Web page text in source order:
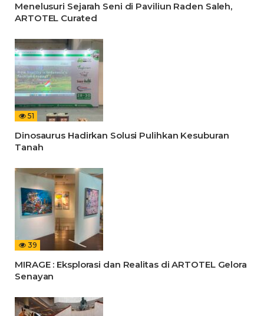
Menelusuri Sejarah Seni di Paviliun Raden Saleh,
ARTOTEL Curated
51
Dinosaurus Hadirkan Solusi Pulihkan Kesuburan
Tanah
39
MIRAGE : Eksplorasi dan Realitas di ARTOTEL Gelora
Senayan